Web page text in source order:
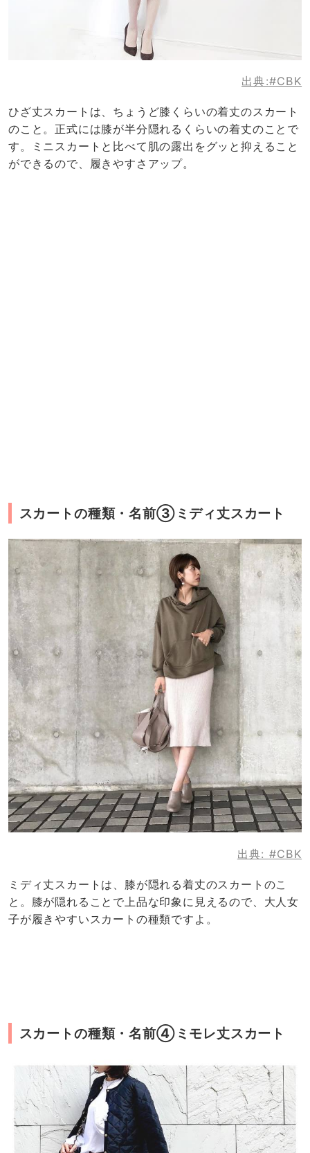
出典:#CBK
ひざ丈スカートは、ちょうど膝くらいの着丈のスカート
のこと。正式には膝が半分隠れるくらいの着丈のことで
す。ミニスカートと比べて肌の露出をグッと抑えること
ができるので、履きやすさアップ。
スカートの種類・名前③ミディ丈スカート
出典: #CBK
ミディ丈スカートは、膝が隠れる着丈のスカートのこ
と。膝が隠れることで上品な印象に見えるので、大人女
子が履きやすいスカートの種類ですよ。
スカートの種類・名前④ミモレ丈スカート